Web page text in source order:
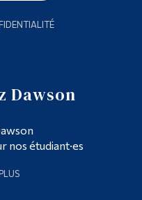
Dawson
nos étudiant·es